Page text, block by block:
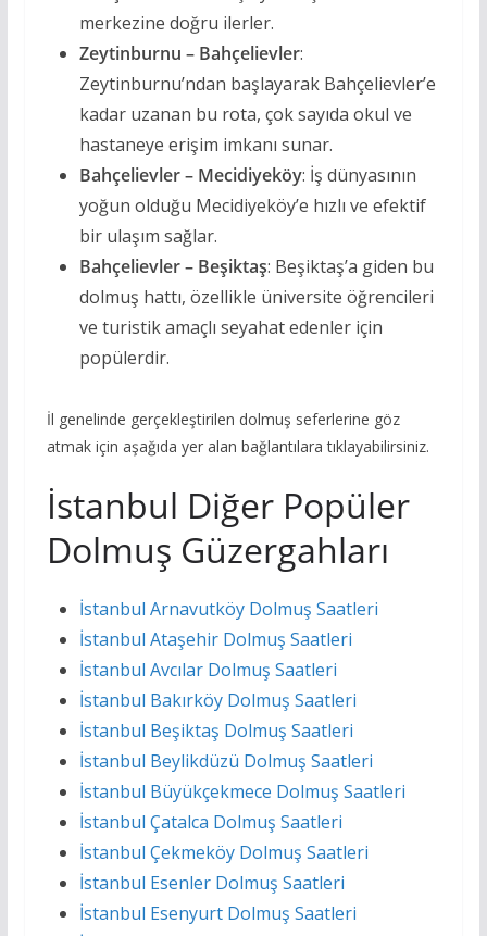
merkezine doğru ilerler.
Zeytinburnu – Bahçelievler:
Zeytinburnu’ndan başlayarak Bahçelievler’e
kadar uzanan bu rota, çok sayıda okul ve
hastaneye erişim imkanı sunar.
Bahçelievler – Mecidiyeköy: İş dünyasının
yoğun olduğu Mecidiyeköy’e hızlı ve efektif
bir ulaşım sağlar.
Bahçelievler – Beşiktaş: Beşiktaş’a giden bu
dolmuş hattı, özellikle üniversite öğrencileri
ve turistik amaçlı seyahat edenler için
popülerdir.
İl genelinde gerçekleştirilen dolmuş seferlerine göz
atmak için aşağıda yer alan bağlantılara tıklayabilirsiniz.
İstanbul Diğer Popüler
Dolmuş Güzergahları
İstanbul Arnavutköy Dolmuş Saatleri
İstanbul Ataşehir Dolmuş Saatleri
İstanbul Avcılar Dolmuş Saatleri
İstanbul Bakırköy Dolmuş Saatleri
İstanbul Beşiktaş Dolmuş Saatleri
İstanbul Beylikdüzü Dolmuş Saatleri
İstanbul Büyükçekmece Dolmuş Saatleri
İstanbul Çatalca Dolmuş Saatleri
İstanbul Çekmeköy Dolmuş Saatleri
İstanbul Esenler Dolmuş Saatleri
İstanbul Esenyurt Dolmuş Saatleri